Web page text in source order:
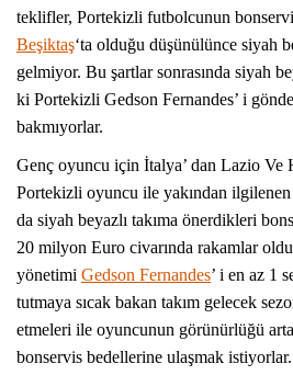
teklifler, Portekizli futbolcunun
Beşiktaş‘ta olduğu düşünülünce siyah
gelmiyor. Bu şartlar sonrasında siyah
ki Portekizli Gedson Fernandes’ i
bakmıyorlar.
Genç oyuncu için İtalya’ dan Lazio
Portekizli oyuncu ile yakından
da siyah beyazlı takıma önerdikleri
20 milyon Euro civarında rakamlar
yönetimi Gedson Fernandes’ i en az 1
tutmaya sıcak bakan takım gelecek
etmeleri ile oyuncunun görünürlüğü
bonservis bedellerine ulaşmak istiyorlar.